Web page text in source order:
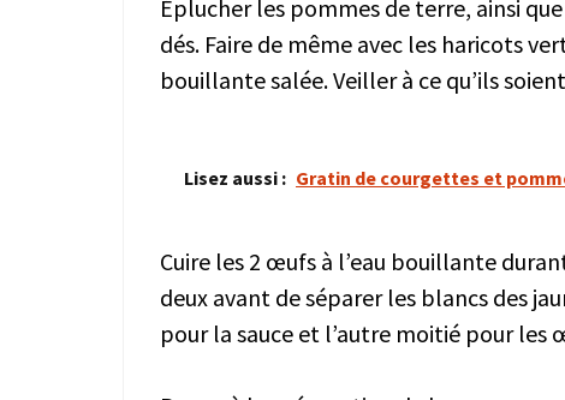
Éplucher les pommes de terre, ainsi
dés. Faire de même avec les haricots
bouillante salée. Veiller à ce qu’ils
Lisez aussi : Gratin de courgettes et
Cuire les 2 œufs à l’eau bouillante
deux avant de séparer les blancs des
pour la sauce et l’autre moitié pour les